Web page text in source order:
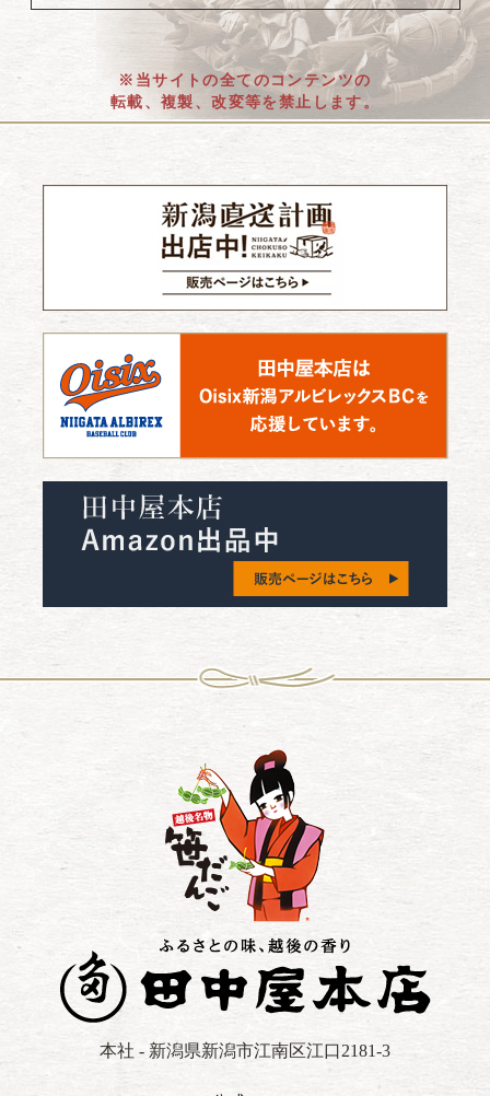
※当サイトの全てのコンテンツの
転載、複製、改変等を禁止します。
本社 - 新潟県新潟市江南区江口2181-3